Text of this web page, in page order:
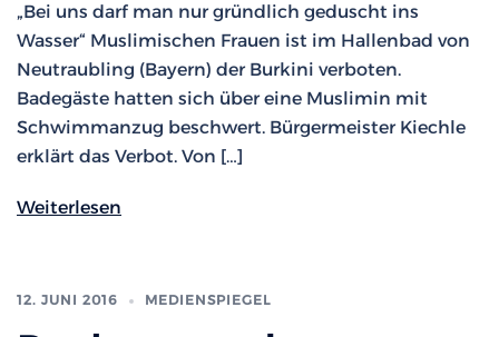
„Bei uns darf man nur gründlich geduscht ins
Wasser“ Muslimischen Frauen ist im Hallenbad von
Neutraubling (Bayern) der Burkini verboten.
Badegäste hatten sich über eine Muslimin mit
Schwimmanzug beschwert. Bürgermeister Kiechle
erklärt das Verbot. Von […]
Weiterlesen
12. JUNI 2016 MEDIENSPIEGEL